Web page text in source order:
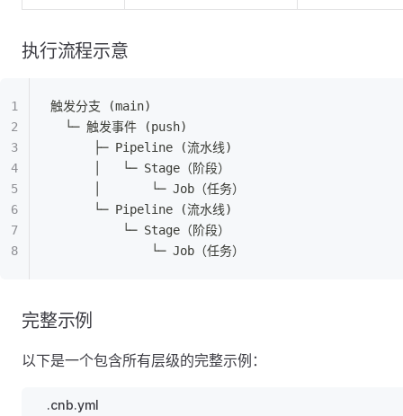
执行流程示意
触发分支 (main)
  └─ 触发事件 (push)
      ├─ Pipeline (流水线)
      │   └─ Stage（阶段）
      │       └─ Job（任务）
      └─ Pipeline (流水线)
          └─ Stage（阶段）
              └─ Job（任务）
完整示例
以下是一个包含所有层级的完整示例：
.cnb.yml